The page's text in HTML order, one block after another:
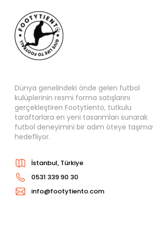
Dünya genelindeki önde gelen futbol
kulüplerinin resmi forma satışlarını
gerçekleştiren Footytiento, tutkulu
taraftarlara en yeni tasarımları sunarak
futbol deneyimini bir adım öteye
hedefliyor.
İstanbul, Türkiye
0531 339 90 30
info@footytiento.com